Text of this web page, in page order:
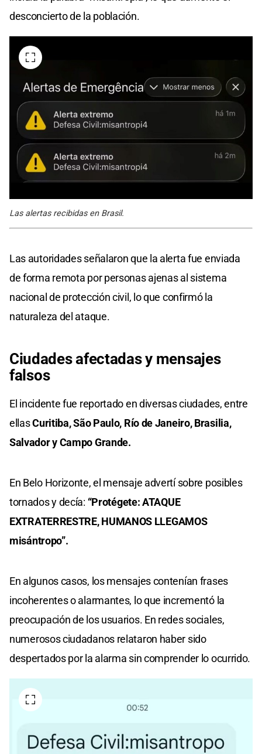
desconcierto de la población.
Las alertas recibidas en Brasil.
Las autoridades señalaron que la alerta fue enviada
de forma remota por personas ajenas al sistema
nacional de protección civil, lo que confirmó la
naturaleza del ataque.
Ciudades afectadasy mensajes
falsos
El incidente fue reportado en diversas ciudades, entre
ellasCuritiba, São Paulo, Río de Janeiro, Brasilia,
Salvador y Campo Grande.
En Belo Horizonte, el mensaje advertí sobre posibles
tornados y decía: “Protégete: ATAQUE
EXTRATERRESTRE, HUMANOS LLEGAMOS
misántropo”.
En algunos casos, los mensajes contenían frases
incoherentes o alarmantes, lo que incrementó la
preocupación de los usuarios. En redes sociales,
numerosos ciudadanos relataron haber sido
despertados por la alarma sin comprender lo ocurrido.